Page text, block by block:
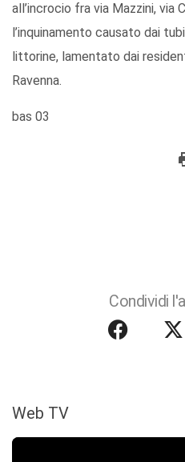
all’incrocio fra via Mazzini, via
l’inquinamento causato dai
littorine, lamentato dai
Ravenna.
bas 03
Condividi
Web TV